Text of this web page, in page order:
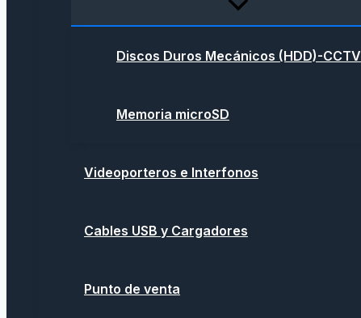
Discos Duros Mecánicos (HDD)-CCTV
Memoria microSD
Videoporteros e Interfonos
Cables USB y Cargadores
Punto de venta